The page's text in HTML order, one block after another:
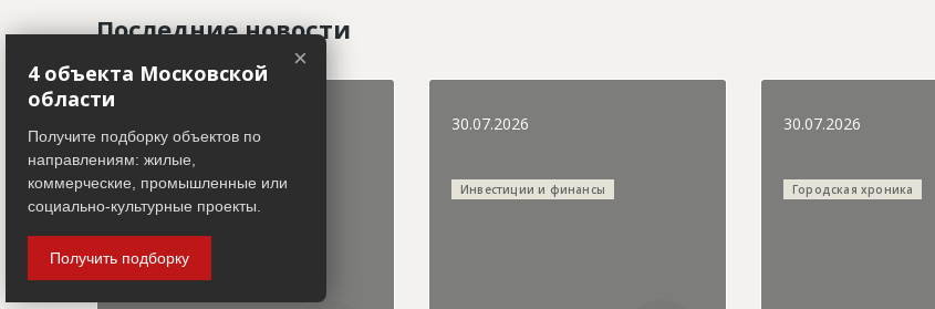
Последние новости
Городская хроника
30.07.2026
Инвестиции и финансы
30.07.2026
Городская хроника
×
4 объекта Московской
области
Получите подборку объектов по
направлениям: жилые,
коммерческие, промышленные или
социально-культурные проекты.
Получить подборку